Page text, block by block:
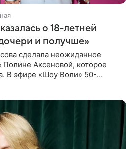
о 18-летней
и получше»
сделала неожиданное
Полине Аксеновой, которое
В эфире «Шоу Воли» 50-